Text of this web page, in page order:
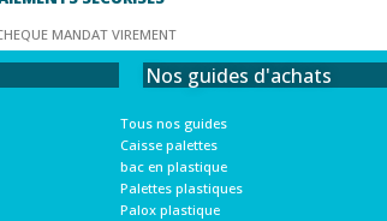
MANDAT VIREMENT
Nos guides d'achats
Tous nos guides
Caisse palettes
bac en plastique
Palettes plastiques
Palox plastique